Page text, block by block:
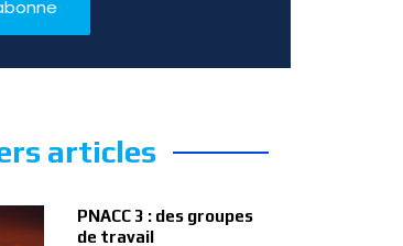
articles
PNACC 3 : des groupes
de travail